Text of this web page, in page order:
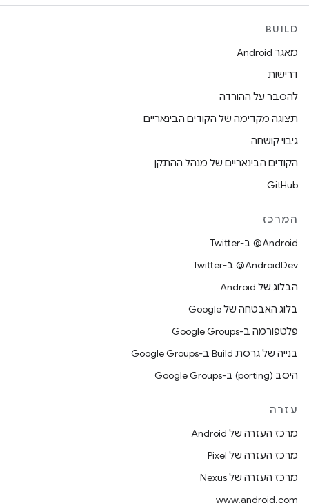
BUILD
מאגר Android
דרישות
להסבר על ההורדה
תצוגה מקדימה של הקודים הבינאריים
גיבוי קושחה
הקודים הבינאריים של מנהל ההתקן
GitHub
המרכז
‎@Android ב-Twitter
‎@AndroidDev ב-Twitter
הבלוג של Android
בלוג האבטחה של Google
פלטפורמה ב-Google Groups
בנייה של גרסת Build ב-Google Groups
היסב (porting) ב-Google Groups
עזרה
מרכז העזרה של Android
מרכז העזרה של Pixel
מרכז העזרה של Nexus
www.android.com